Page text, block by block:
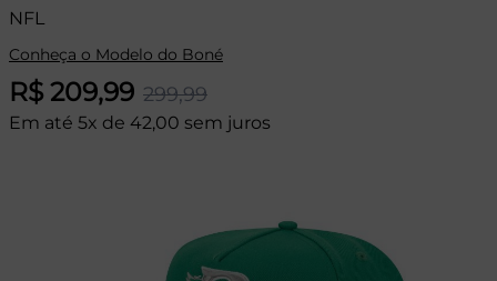
NFL
Conheça o Modelo do Boné
R$ 209,99 299,99
Em até 5x de 42,00 sem juros